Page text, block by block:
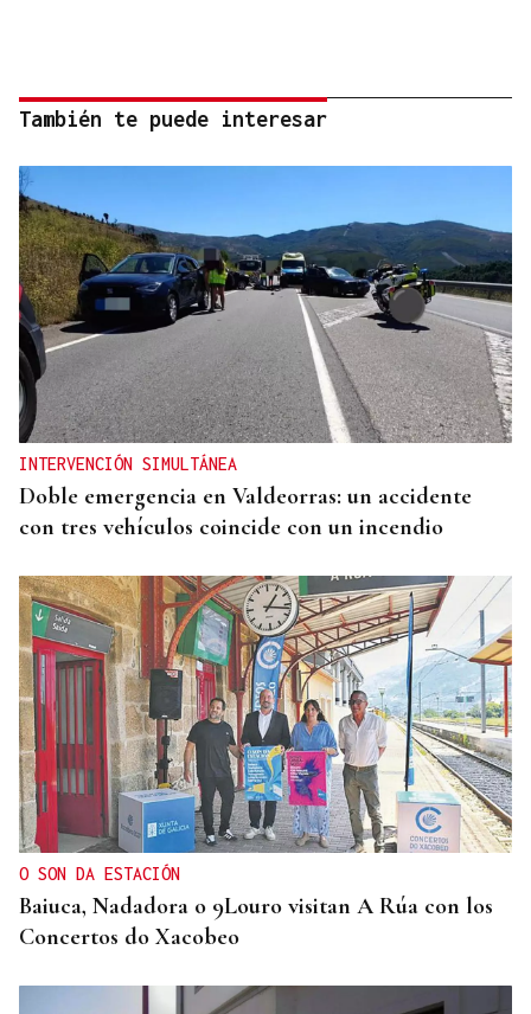
También te puede interesar
INTERVENCIÓN SIMULTÁNEA
Doble emergencia en Valdeorras: un accidente
con tres vehículos coincide con un incendio
O SON DA ESTACIÓN
Baiuca, Nadadora o 9Louro visitan A Rúa con los
Concertos do Xacobeo